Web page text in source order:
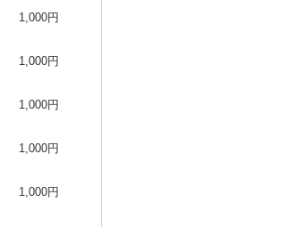
1,000円
1,000円
1,000円
1,000円
1,000円